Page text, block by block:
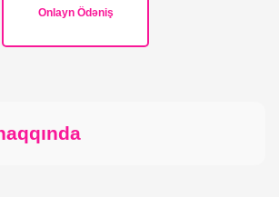
Onlayn Ödəniş